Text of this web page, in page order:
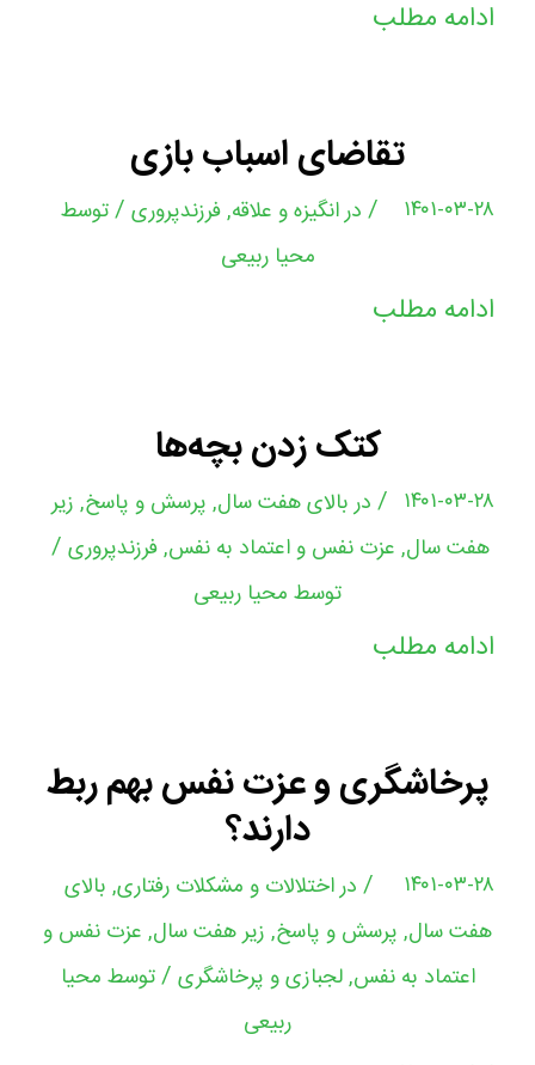
ادامه مطلب
تقاضای اسباب بازی
۱۴۰۱-۰۳-۲۸ / درانگیزه و علاقه,فرزندپروری /توسط
محیا ربیعی
ادامه مطلب
کتک زدن بچه‌ها
۱۴۰۱-۰۳-۲۸ / دربالای هفت سال, پرسش و پاسخ, زیر
هفت سال, عزت نفس و اعتماد به نفس,فرزندپروری /
توسط محیا ربیعی
ادامه مطلب
پرخاشگری و عزت نفس بهم ربط
دارند؟
۱۴۰۱-۰۳-۲۸ / دراختلالات و مشکلات رفتاری, بالای
هفت سال, پرسش و پاسخ, زیر هفت سال, عزت نفس و
اعتماد به نفس,لجبازی و پرخاشگری /توسط محیا
ربیعی